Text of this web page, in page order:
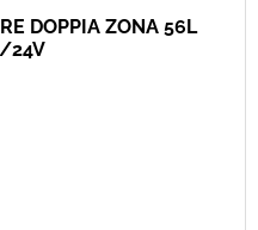
DOPPIA ZONA 56L
24V